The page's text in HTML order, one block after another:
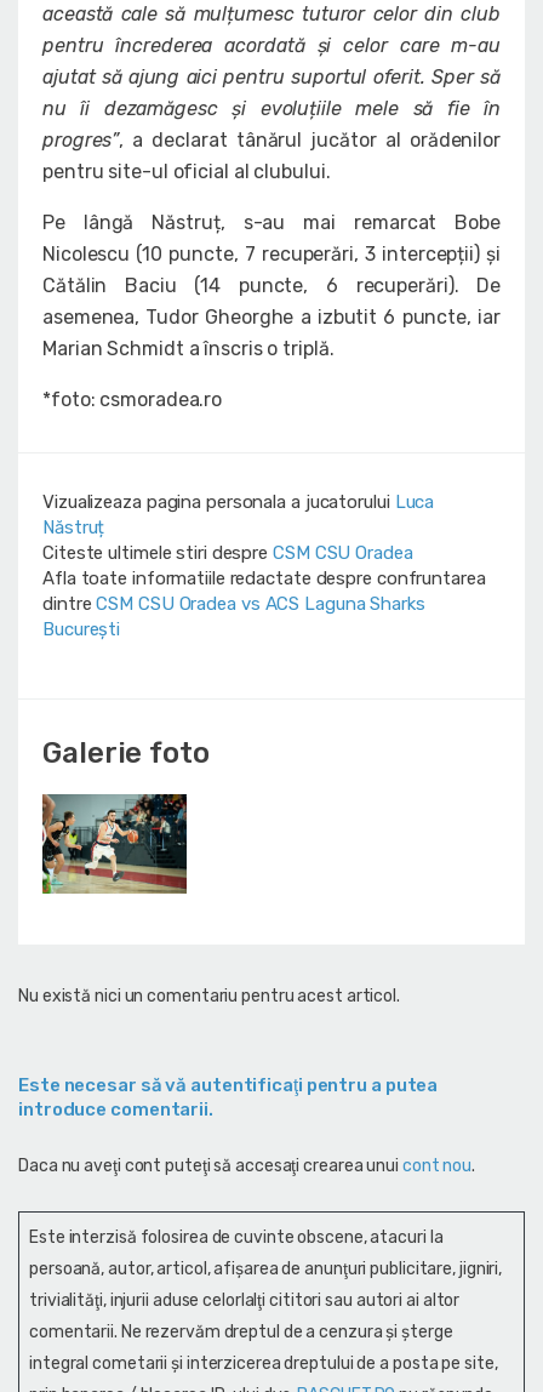
această cale să mulțumesc tuturor celor din club
pentru încrederea acordată și celor care m-au
ajutat să ajung aici pentru suportul oferit. Sper să
nu îi dezamăgesc și evoluțiile mele să fie în
progres”, a declarat tânărul jucător al orădenilor
pentru site-ul oficial al clubului.
Pe lângă Năstruț, s-au mai remarcat Bobe
Nicolescu (10 puncte, 7 recuperări, 3 intercepții) și
Cătălin Baciu (14 puncte, 6 recuperări). De
asemenea, Tudor Gheorghe a izbutit 6 puncte, iar
Marian Schmidt a înscris o triplă.
*foto: csmoradea.ro
Vizualizeaza pagina personala a jucatorului Luca
Năstruț
Citeste ultimele stiri despre CSM CSU Oradea
Afla toate informatiile redactate despre confruntarea
dintreCSM CSU Oradea vs ACS Laguna Sharks
București
Galerie foto
Nu există nici un comentariu pentru acest articol.
Este necesar să vă autentificaţi pentru a putea
introduce comentarii.
Daca nu aveţi cont puteţi să accesaţi crearea unui cont nou.
Este interzisă folosirea de cuvinte obscene, atacuri la
persoană, autor, articol, afişarea de anunţuri publicitare, jigniri,
trivialităţi, injurii aduse celorlalţi cititori sau autori ai altor
comentarii. Ne rezervăm dreptul de a cenzura și şterge
integral cometarii și interzicerea dreptului de a posta pe site,